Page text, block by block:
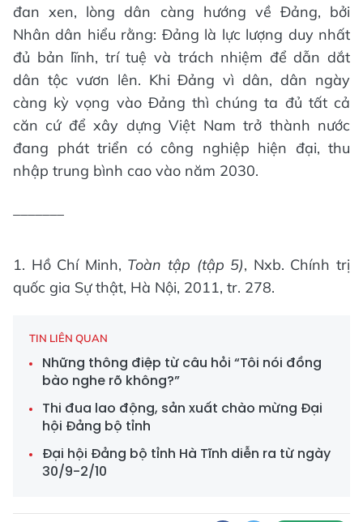
đan xen, lòng dân càng hướng về Đảng, bởi
Nhân dân hiểu rằng: Đảng là lực lượng duy nhất
đủ bản lĩnh, trí tuệ và trách nhiệm để dẫn dắt
dân tộc vươn lên. Khi Đảng vì dân, dân ngày
càng kỳ vọng vào Đảng thì chúng ta đủ tất cả
căn cứ để xây dựng Việt Nam trở thành nước
đang phát triển có công nghiệp hiện đại, thu
nhập trung bình cao vào năm 2030.
1. Hồ Chí Minh, Toàn tập (tập 5), Nxb. Chính trị
quốc gia Sự thật, Hà Nội, 2011, tr. 278.
TIN LIÊN QUAN
Những thông điệp từ câu hỏi “Tôi nói đồng
bào nghe rõ không?”
Thi đua lao động, sản xuất chào mừng Đại
hội Đảng bộ tỉnh
Đại hội Đảng bộ tỉnh Hà Tĩnh diễn ra từ ngày
30/9-2/10